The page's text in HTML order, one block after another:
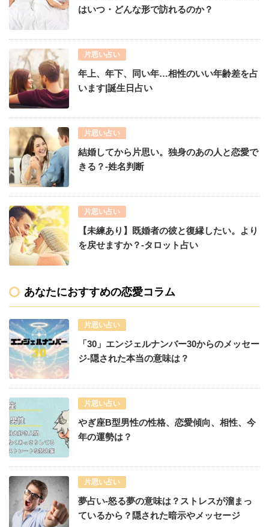
はいつ・どんな形で訪れるのか？
片思い占い
年上、年下、同い年…相性のいい年齢差を占
います|誕生日占い
片思い占い
結婚してから片思い。独身のあの人と恋愛で
きる？-姓名判断
片思い占い
【未練あり】既婚者の彼と復縁したい。より
を戻せますか？-タロット占い
あなたにおすすめの恋愛コラム
片思い占い
「30」エンジェルナンバー30からのメッセー
ジ-隠された本当の意味は？
片思い占い
やぎ座B型男性の性格、恋愛傾向、相性、今
年の運勢は？
片思い占い
夢占い-怒る夢の意味は？ストレスが溜まっ
ているから？隠された暗示やメッセージ